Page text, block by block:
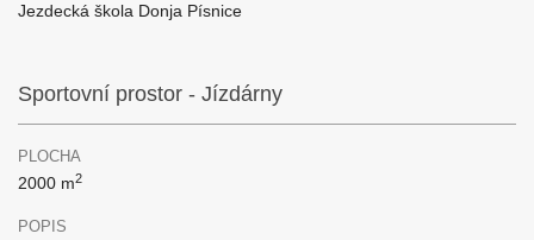
Jezdecká škola Donja Písnice
Sportovní prostor - Jízdárny
PLOCHA
2000 m2
POPIS